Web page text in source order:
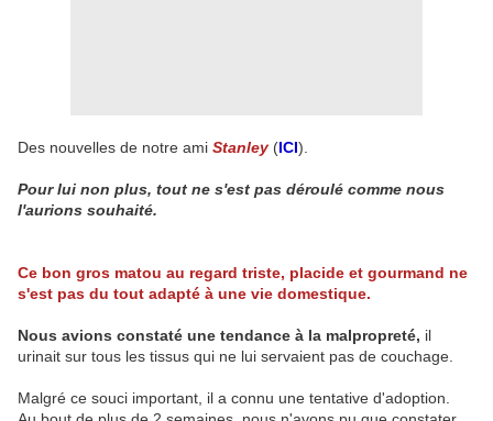
Des nouvelles de notre ami Stanley (ICI).
Pour lui non plus, tout ne s'est pas déroulé comme nous
l'aurions souhaité.
Ce bon gros matou au regard triste, placide et gourmand ne
s'est pas du tout adapté à une vie domestique.
Nous avions constaté une tendance à la malpropreté, il
urinait sur tous les tissus qui ne lui servaient pas de couchage.
Malgré ce souci important, il a connu une tentative d'adoption.